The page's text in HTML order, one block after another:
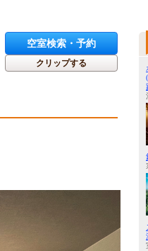
空室検索・予約
クリップする